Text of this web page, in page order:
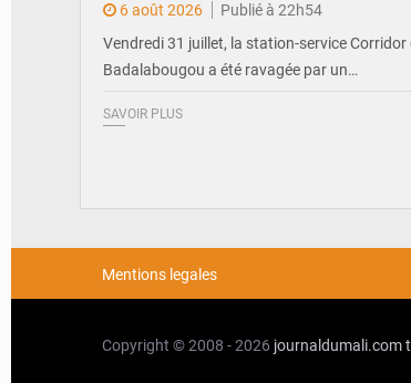
6 août 2026
Publié à 22h54
Vendredi 31 juillet, la station-service Corridor
Badalabougou a été ravagée par un…
SAVOIR PLUS
Mentions legales
Copyright © 2008 - 2026 journaldumali.com